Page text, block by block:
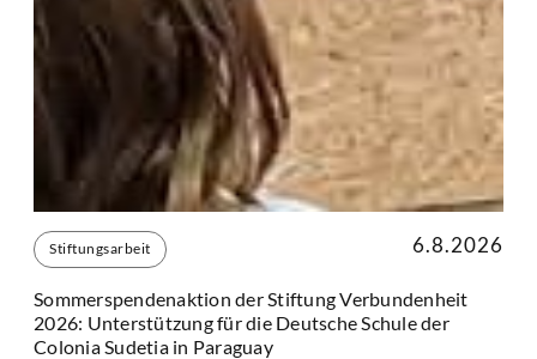
Stiftungsarbeit 6.8.2026
Sommerspendenaktion der Stiftung Verbundenheit
2026: Unterstützung für die Deutsche Schule der
Colonia Sudetia in Paraguay